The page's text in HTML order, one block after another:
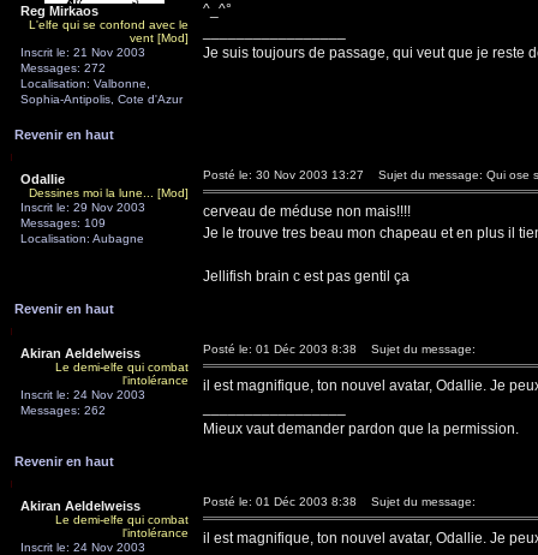
Reg Mirkaos
L'elfe qui se confond avec le
vent [Mod]
Inscrit le: 21 Nov 2003
Messages: 272
Localisation: Valbonne,
Sophia-Antipolis, Cote d'Azur
^_^°
Je suis toujours de passage, qui veut que je reste
Revenir en haut
Odallie
Dessines moi la lune... [Mod]
Inscrit le: 29 Nov 2003
Messages: 109
Localisation: Aubagne
Posté le: 30 Nov 2003 13:27 Sujet du message: Qui ose
cerveau de méduse non mais!!!!
Je le trouve tres beau mon chapeau et en plus il
Jellifish brain c est pas gentil ça
Revenir en haut
Akiran Aeldelweiss
Le demi-elfe qui combat
l'intolérance
Inscrit le: 24 Nov 2003
Messages: 262
Posté le: 01 Déc 2003 8:38 Sujet du message:
il est magnifique, ton nouvel avatar, Odallie. Je
Mieux vaut demander pardon que la permission.
Revenir en haut
Akiran Aeldelweiss
Le demi-elfe qui combat
l'intolérance
Inscrit le: 24 Nov 2003
Posté le: 01 Déc 2003 8:38 Sujet du message:
il est magnifique, ton nouvel avatar, Odallie. Je